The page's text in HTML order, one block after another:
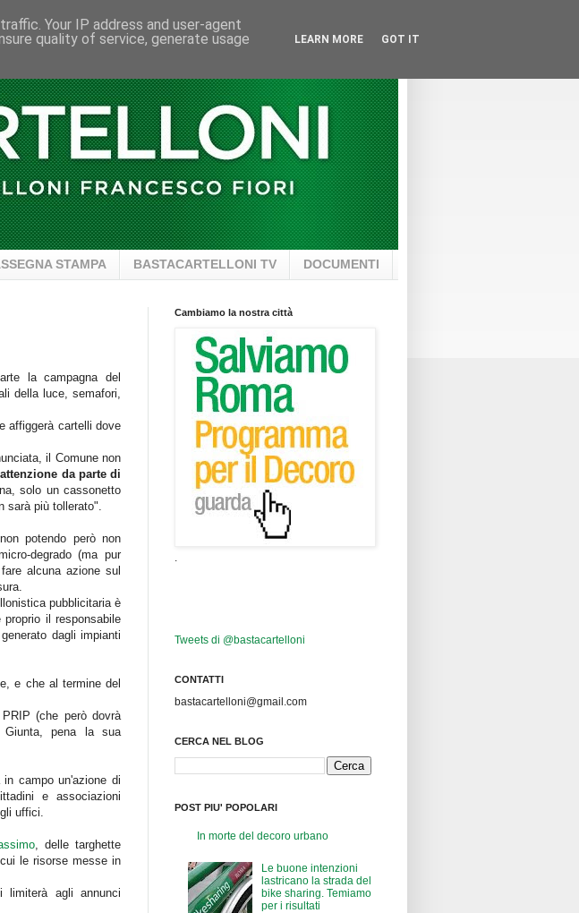
STAMPA BASTACARTELLONI TV DOCUMENTI
la campagna del
della luce, semafori,
affiggerà cartelli dove
il Comune non
da parte di
solo un cassonetto
sarà più tollerato".
potendo però non
degrado (ma pur
alcuna azione sul
pubblicitaria è
il responsabile
generato dagli impianti
e che al termine del
(che però dovrà
Giunta, pena la sua
campo un'azione di
e associazioni
uffici.
, delle targhette
le risorse messe in
agli annunci
Cambiamo la nostra città
Tweets di @bastacartelloni
CONTATTI
bastacartelloni@gmail.com
CERCA NEL BLOG
POST PIU' POPOLARI
In morte del decoro urbano
Le buone intenzioni
lastricano la strada del
bike sharing. Temiamo
per i risultati
Your IP address and user-agent
quality of service, generate usage
LEARN MORE GOT IT